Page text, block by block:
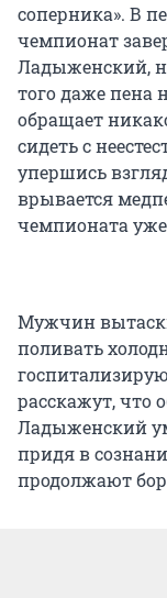
соперника». В
чемпионат
Ладыженский,
того даже пена
обращает
сидеть с
упершись
врывается
чемпионата
Мужчин
поливать
расскажут, что
Ладыженский
придя в
продолжают